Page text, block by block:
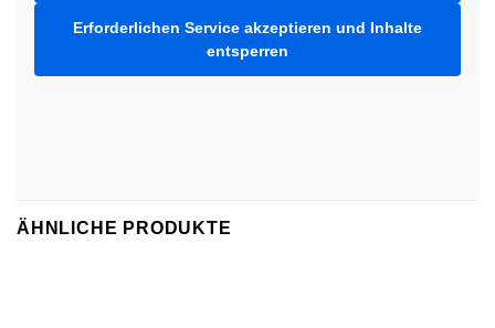
Erforderlichen Service akzeptieren und Inhalte
entsperren
ÄHNLICHE PRODUKTE